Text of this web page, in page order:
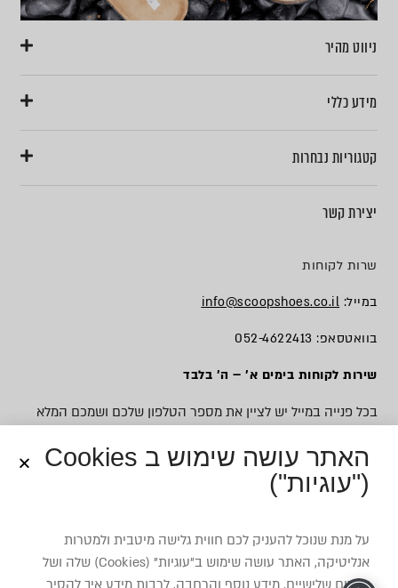
ניווט מהיר
מידע כללי
קטגוריות נבחרות
יצירת קשר
שרות לקוחות
במייל: info@scoopshoes.co.il
בוואטסאפ: 052-4622413
שירות לקוחות בימים א׳ – ה׳ בלבד
בכל פנייה במייל יש לציין את מספר הטלפון שלכם ושמכם המלא
האתר עושה שימוש ב Cookies
("עוגיות")
על מנת שנוכל להעניק לכם חווית גלישה מיטבית ולמטרות
אנליטיקה, האתר עושה שימוש ב”עוגיות” (Cookies) שלה ושל
צדדים שלישיים. מידע נוסף והרחבה, לרבות מידע איך להסיר